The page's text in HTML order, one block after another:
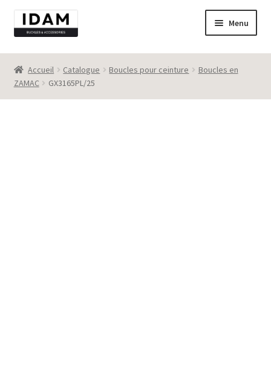
Aller
à
Aller
au
Menu
Catalogue
New
Accueil Catalogue Boucles pour ceinture
Boucles en
ZAMAC
GX3165PL/25